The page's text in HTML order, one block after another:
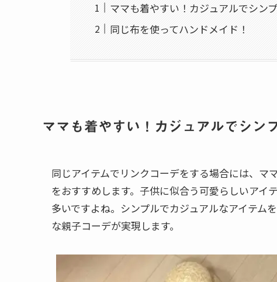
ママも着やすい！カジュアルでシン
同じ布を使ってハンドメイド！
ママも着やすい！カジュアルでシン
同じアイテムでリンクコーデをする場合には、マ
をおすすめします。子供に似合う可愛らしいアイ
多いですよね。シンプルでカジュアルなアイテム
な親子コーデが実現します。